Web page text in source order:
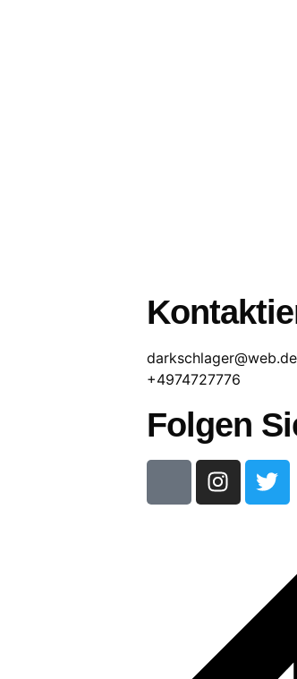
darkschlager@web.de
+4974727776
Folgen